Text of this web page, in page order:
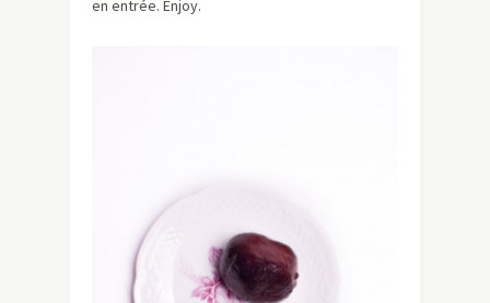
en entrée. Enjoy.